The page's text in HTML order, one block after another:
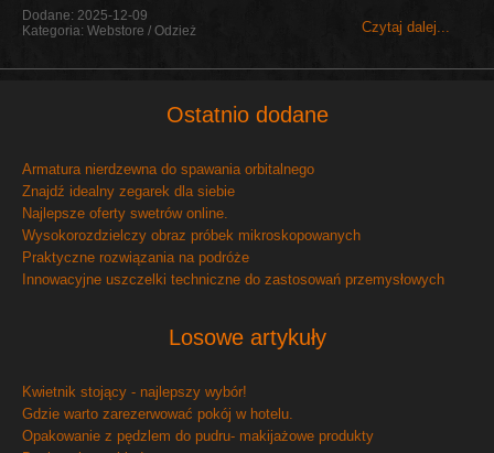
Czytaj dalej...
Dodane: 2025-12-09
Kategoria: Webstore / Odzież
Ostatnio dodane
Armatura nierdzewna do spawania orbitalnego
Znajdź idealny zegarek dla siebie
Najlepsze oferty swetrów online.
Wysokorozdzielczy obraz próbek mikroskopowanych
Praktyczne rozwiązania na podróże
Innowacyjne uszczelki techniczne do zastosowań przemysłowych
Losowe artykuły
Kwietnik stojący - najlepszy wybór!
Gdzie warto zarezerwować pokój w hotelu.
Opakowanie z pędzlem do pudru- makijażowe produkty